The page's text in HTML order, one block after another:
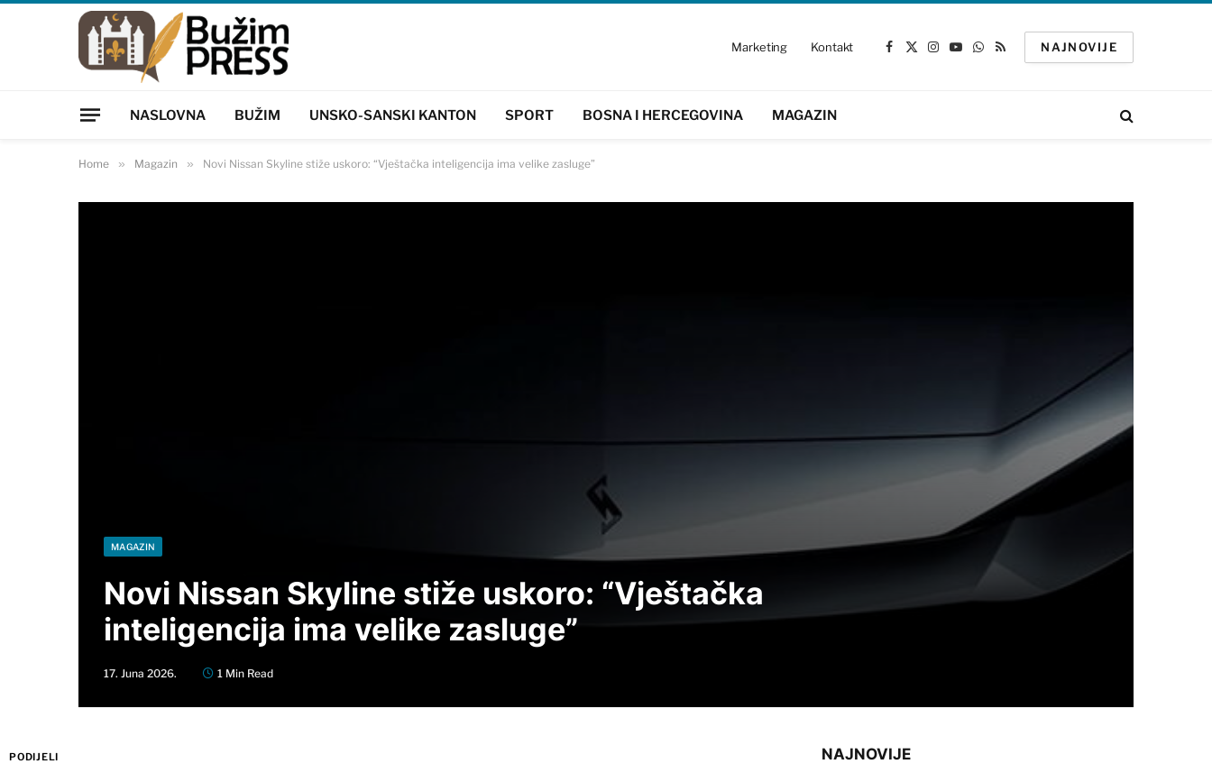
Marketing Kontakt
Facebook
X
Instagram
YouTube
WhatsApp
RSS
NAJNOVIJE
NASLOVNA BUŽIM UNSKO-SANSKI KANTON SPORT BOSNA I HERCEGOVINA MAGAZIN
Home » Magazin » Novi Nissan Skyline stiže uskoro: “Vještačka inteligencija ima velike zasluge”
MAGAZIN
Novi Nissan Skyline stiže uskoro: “Vještačka
inteligencija ima velike zasluge”
17. Juna 2026. 1 Min Read
PODIJELI NAJNOVIJE